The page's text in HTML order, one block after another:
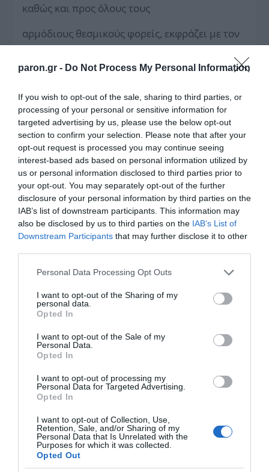
paron.gr - Do Not Process My Personal Information
If you wish to opt-out of the sale, sharing to third parties, or
processing of your personal or sensitive information for
targeted advertising by us, please use the below opt-out
section to confirm your selection. Please note that after your
opt-out request is processed you may continue seeing
interest-based ads based on personal information utilized by
us or personal information disclosed to third parties prior to
your opt-out. You may separately opt-out of the further
disclosure of your personal information by third parties on the
IAB’s list of downstream participants. This information may
also be disclosed by us to third parties on the IAB’s List of
Downstream Participants that may further disclose it to other
Please note that this website/app uses one or more Google
not limited to your visit or usage behaviour. You may click to
grant or deny consent to Google and its third-party tags to
use your data for below specified purposes in below Google
consent section.
Personal Data Processing Opt Outs
I want to opt-out of the Sharing of my
personal data.
Opted In
I want to opt-out of the Sale of my
Personal Data.
Opted In
I want to opt-out of processing my
Personal Data for Targeted Advertising.
Opted In
I want to opt-out of Collection, Use,
Retention, Sale, and/or Sharing of my
Personal Data that Is Unrelated with the
Purposes for which it was collected.
Opted Out
καθώς και προς όλους τους
αρμόδιους θεσμικούς φορείς, εκφράζει με τον
αδιαπραγμάτευτη αντίδρασή της στη διακοπή
Welle.
Στην επιστολή αναφέρει και τονίζει ιδιαίτερα
τα εξής: Με μεγάλη ανησυχία και βαθιά
απογοήτευση καταγγέλλουμε τη διακοπή του
ελληνόφωνου προγράμματος της Deutsche
Welle. Η απόφαση αυτή συνιστά σοβαρό
πλήγμα στην πολυφωνία, στην ελευθερία του
Τύπου, στις Γερμανοελληνικές σχέσεις και στην
Ευρωπαϊκή αλληλεγγύη, στέλνοντας ένα
ελληνόφωνους πολίτες στην Ευρώπη και
διεθνώς.
Σε μια περίοδο αυξημένων γεωπολιτικών
εντάσεων, διάδοσης της παραπληροφόρησης
και ενίσχυσης εθνικιστικών αφηγημάτων, η
πολυγλωσσική διεθνή ενημέρωση είναι πιο
επιτακτική από ποτέ. Το ελληνόφωνο
πρόγραμμα της Deutsche Welle υπήρξε επί
δεκαετίες μια αναντικατάστατη φωνή υπέρ των
δημοκρατικών αξιών, της ελευθερίας της